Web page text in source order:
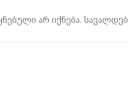
არ იქნება.